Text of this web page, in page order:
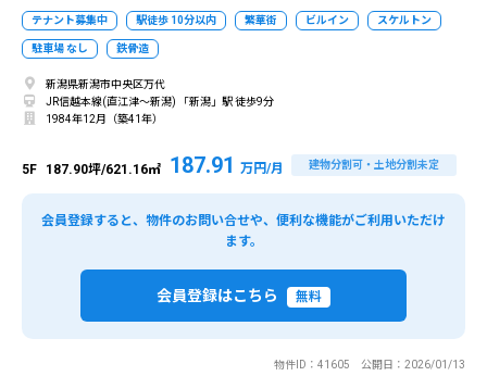
テナント募集中 駅徒歩 10分以内 繁華街 ビルイン スケルトン
駐車場 なし 鉄骨造
新潟県新潟市中央区万代
JR信越本線(直江津～新潟) 「新潟」駅 徒歩9分
1984年12月（築41年）
5F 187.90坪/621.16㎡ 187.91 万円/月 建物分割可・土地分割未定
会員登録すると、物件のお問い合せや、便利な機能がご利用いただけ
ます。
会員登録はこちら 無料
物件ID：41605 公開日：2026/01/13